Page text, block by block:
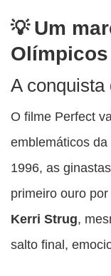
Um
Olímpicos
A conquista
O filme Perfect
emblemáticos
1996, as
primeiro ouro
Kerri Strug,
salto final,